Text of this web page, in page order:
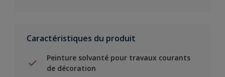
Caractéristiques du produit
Peinture solvanté pour travaux courants
de décoration